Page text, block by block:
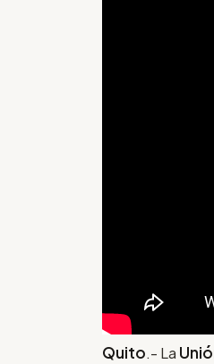
Quito.- La